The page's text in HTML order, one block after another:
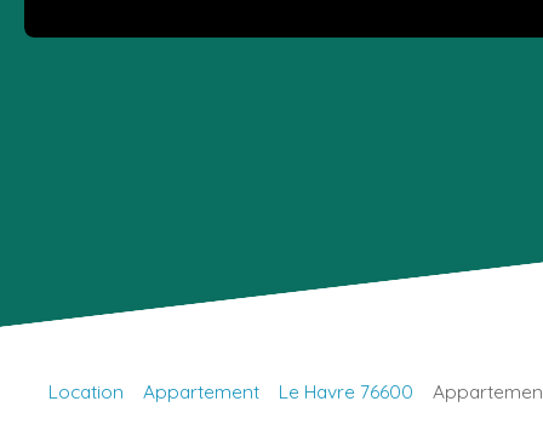
Location Appartement Le Havre 76600